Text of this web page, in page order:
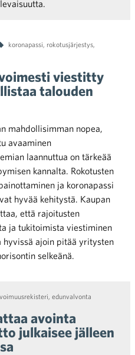
koronapassi, rokotusjärjestys,
viestitty
talouden
mahdollisimman nopea,
avaaminen
laannuttua on tärkeää
kannalta. Rokotusten
ja koronapassi
hyvää kehitystä. Kaupan
että rajoitusten
ja tukitoimista viestiminen
hyvissä ajoin pitää yritysten
selkeänä.
, edunvalvonta
avointa
julkaisee jälleen